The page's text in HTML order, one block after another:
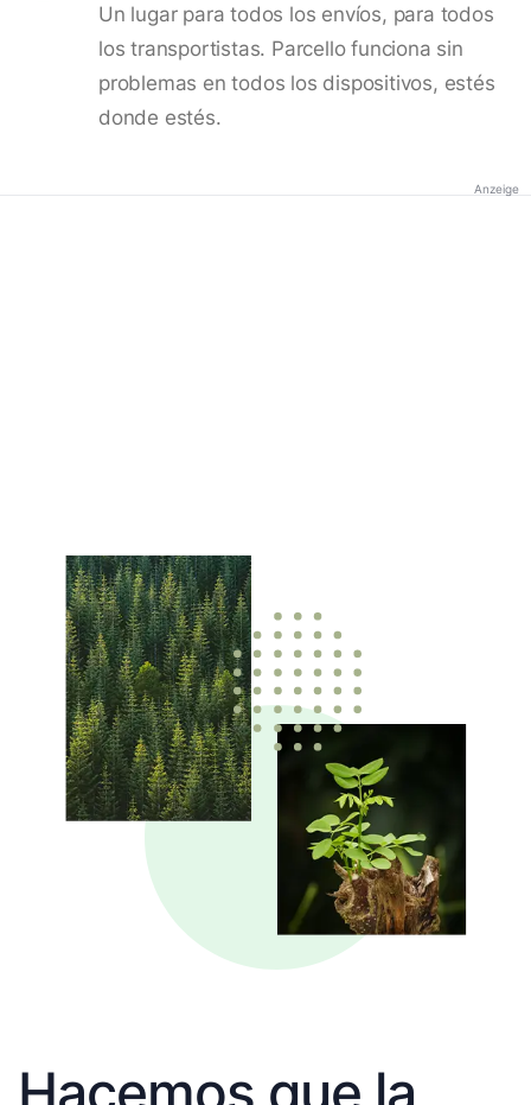
Un lugar para todos los envíos, para todos
los transportistas. Parcello funciona sin
problemas en todos los dispositivos, estés
donde estés.
Anzeige
Hacemos que la